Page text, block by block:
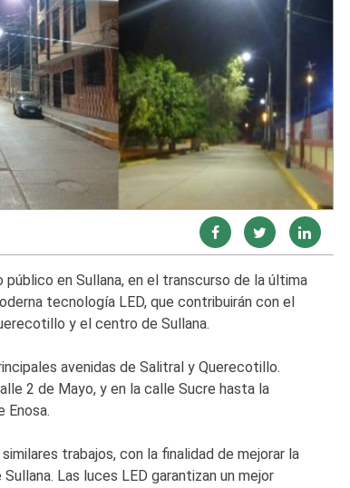
en Sullana, en el transcurso de la última
tecnología LED, que contribuirán con el
y el centro de Sullana.
avenidas de Salitral y Querecotillo.
2 de Mayo, y en la calle Sucre hasta la
Enosa.
trabajos, con la finalidad de mejorar la
Las luces LED garantizan un mejor